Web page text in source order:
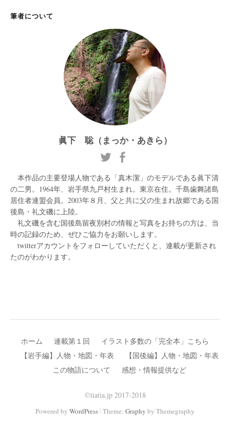
筆者について
眞下 聡（まっか・あきら）
本作品の主要登場人物である「真木潔」のモデルである眞下清
の二男。1964年、岩手県九戸村生まれ。東京在住。千島歯舞諸島
居住者連盟会員。2003年８月、父と共に父の生まれ故郷である国
後島・礼文磯に上陸。
礼文磯を含む国後島留夜別村の情報と写真をお持ちの方は、当
時の記録のため、ぜひご協力をお願いします。
twitterアカウントをフォローしていただくと、連載が更新され
たのがわかります。
ホーム 連載第１回
イラスト多数の「完全本」こちら
【岩手編】人物・地図・年表
【国後編】人物・地図・年表
この物語について
感想・情報提供など
©tiatia.jp 2017-2018
Powered by WordPress | Theme: Graphy by Themegraphy